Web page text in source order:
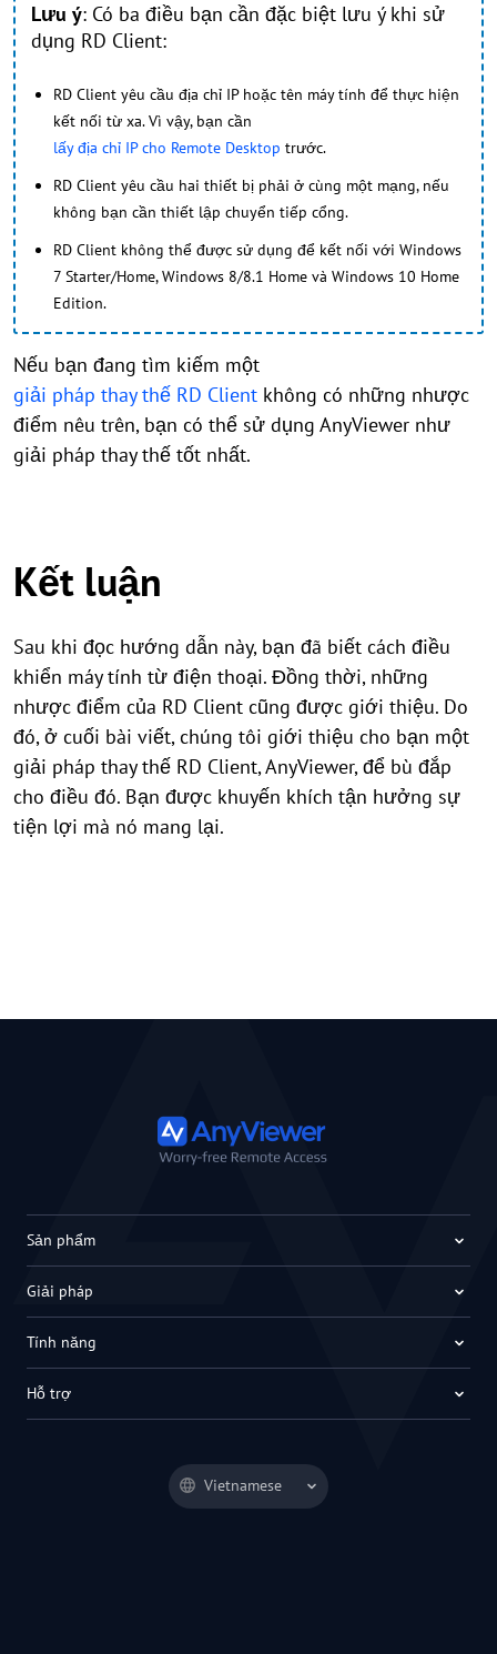
Lưu ý: Có ba điều bạn cần đặc biệt lưu ý khi sử
dụng RD Client:
RD Client yêu cầu địa chỉ IP hoặc tên máy tính để thực hiện
kết nối từ xa. Vì vậy, bạn cần
lấy địa chỉ IP cho Remote Desktop trước.
RD Client yêu cầu hai thiết bị phải ở cùng một mạng, nếu
không bạn cần thiết lập chuyển tiếp cổng.
RD Client không thể được sử dụng để kết nối với Windows
7 Starter/Home, Windows 8/8.1 Home và Windows 10 Home
Edition.
Nếu bạn đang tìm kiếm một
giải pháp thay thế RD Client không có những nhược
điểm nêu trên, bạn có thể sử dụng AnyViewer như
giải pháp thay thế tốt nhất.
Kết luận
Sau khi đọc hướng dẫn này, bạn đã biết cách điều
khiển máy tính từ điện thoại. Đồng thời, những
nhược điểm của RD Client cũng được giới thiệu. Do
đó, ở cuối bài viết, chúng tôi giới thiệu cho bạn một
giải pháp thay thế RD Client, AnyViewer, để bù đắp
cho điều đó. Bạn được khuyến khích tận hưởng sự
tiện lợi mà nó mang lại.
Vietnamese
Sản phẩm
Giải pháp
Tính năng
Hỗ trợ